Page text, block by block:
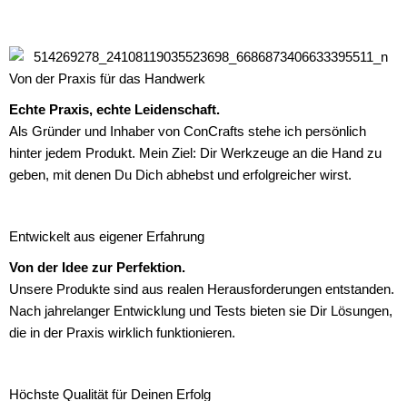
Von der Praxis für das Handwerk
Echte Praxis, echte Leidenschaft.
Als Gründer und Inhaber von ConCrafts stehe ich persönlich
hinter jedem Produkt. Mein Ziel: Dir Werkzeuge an die Hand zu
geben, mit denen Du Dich abhebst und erfolgreicher wirst.
Entwickelt aus eigener Erfahrung
Von der Idee zur Perfektion.
Unsere Produkte sind aus realen Herausforderungen entstanden.
Nach jahrelanger Entwicklung und Tests bieten sie Dir Lösungen,
die in der Praxis wirklich funktionieren.
Höchste Qualität für Deinen Erfolg